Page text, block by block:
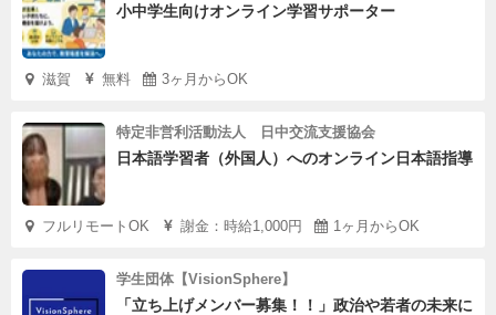
小中学生向けオンライン学習サポーター
滋賀 無料 3ヶ月からOK
特定非営利活動法人 日中交流支援協会
日本語学習者（外国人）へのオンライン日本語指導
フルリモートOK 謝金：時給1,000円 1ヶ月からOK
学生団体【VisionSphere】
「立ち上げメンバー募集！！」政治や若者の未来に